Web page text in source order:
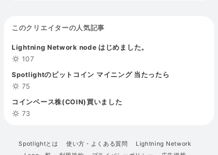
このクリエイターの人気記事
Lightning Network node はじめました。
107
Spotlightのビットコイン マイニング 当たったら
75
コインベース株(COIN)買いました
73
Spotlightとは 使い方・よくある質問
Lightning Network